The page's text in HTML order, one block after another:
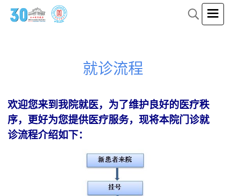
就诊流程
欢迎您来到我院就医，为了维护良好的医疗秩
序，更好为您提供医疗服务，现将本院门诊就
诊流程介绍如下：